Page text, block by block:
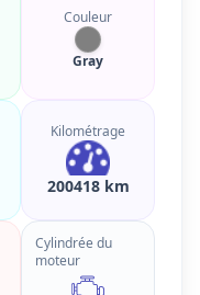
Couleur
Gray
Kilométrage
200418 km
Cylindrée du
moteur